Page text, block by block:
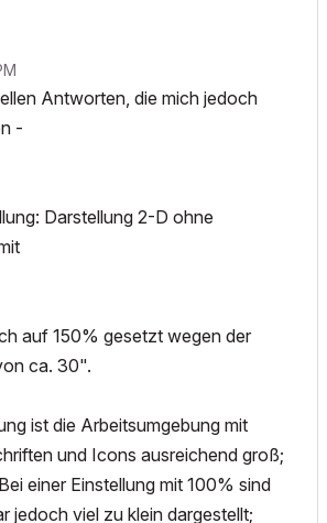
Antworten, die mich jedoch
-
Darstellung 2-D ohne
auf 150% gesetzt wegen der
ca. 30".
ist die Arbeitsumgebung mit
und Icons ausreichend groß;
einer Einstellung mit 100% sind
jedoch viel zu klein dargestellt;